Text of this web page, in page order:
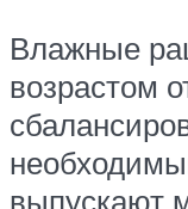
Влажные
возрастом
выпускают